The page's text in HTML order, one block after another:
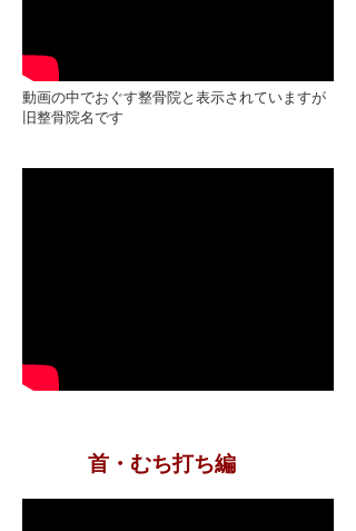
動画の中でおぐす整骨院と表示されていますが
旧整骨院名です
​首・むち打ち編